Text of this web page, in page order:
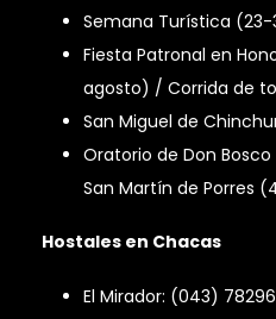
Semana Turística (23-
Fiesta Patronal en
agosto) / Corrida de
San Miguel de
Oratorio de Don
San Martín de Porres
Hostales en Chacas
El Mirador: (043)